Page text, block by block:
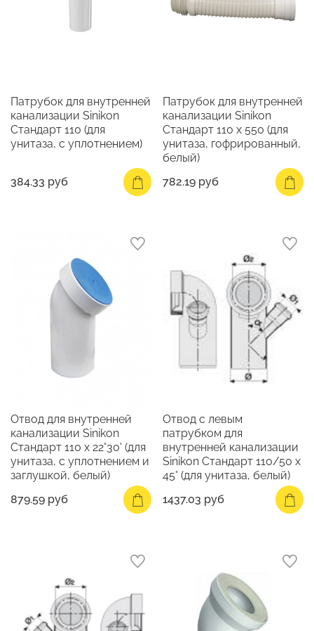
Патрубок для внутренней
канализации Sinikon
Стандарт 110 (для
унитаза, с уплотнением)
384.33 руб
Патрубок для внутренней
канализации Sinikon
Стандарт 110 х 550 (для
унитаза, гофрированный,
белый)
782.19 руб
Отвод для внутренней
канализации Sinikon
Стандарт 110 х 22°30' (для
унитаза, с уплотнением и
заглушкой, белый)
879.59 руб
Отвод с левым
патрубком для
внутренней канализации
Sinikon Стандарт 110/50 х
45° (для унитаза, белый)
1437.03 руб